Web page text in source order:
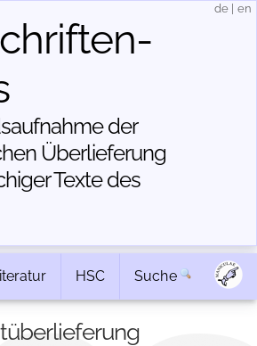
der
Über­lieferung
Texte des
de en
HSC Suche